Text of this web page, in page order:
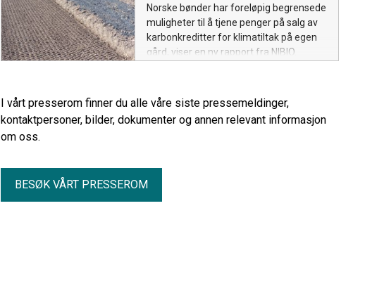
Norske bønder har foreløpig begrensede
muligheter til å tjene penger på salg av
karbonkreditter for klimatiltak på egen
gård, viser en ny rapport fra NIBIO.
knyttet til teknologi, økonomi og
markedets modenhet.
I vårt presserom finner du alle våre siste pressemeldinger,
kontaktpersoner, bilder, dokumenter og annen relevant informasjon
om oss.
BESØK VÅRT PRESSEROM